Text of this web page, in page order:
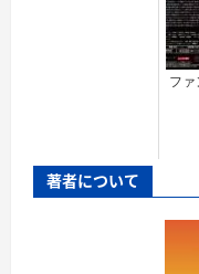
ファ
著者について